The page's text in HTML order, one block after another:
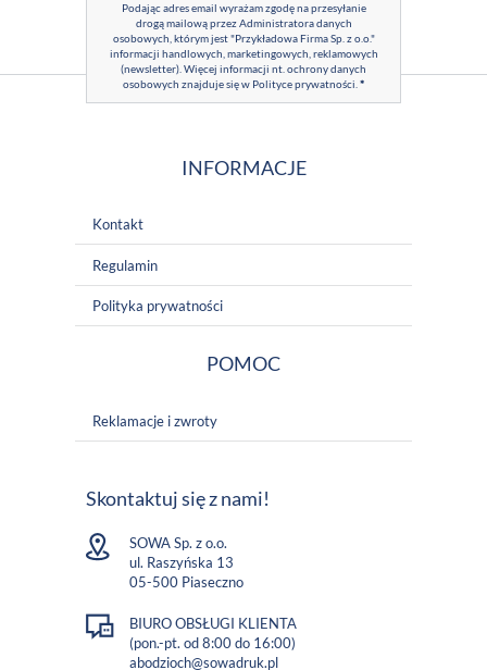
Podając adres email wyrażam zgodę na przesyłanie
drogą mailową przez Administratora danych
osobowych, którym jest "Przykładowa Firma Sp. z o.o."
informacji handlowych, marketingowych, reklamowych
(newsletter). Więcej informacji nt. ochrony danych
osobowych znajduje się w Polityce prywatności *
INFORMACJE
Kontakt
Regulamin
Polityka prywatności
POMOC
Reklamacje i zwroty
Skontaktuj się z nami!
SOWA Sp. z o.o.
ul. Raszyńska 13
05-500 Piaseczno
BIURO OBSŁUGI KLIENTA
(pon.-pt. od 8:00 do 16:00)
abodzioch@sowadruk.pl